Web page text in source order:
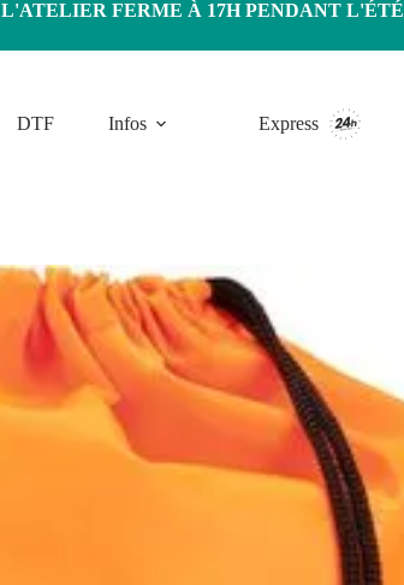
FERME À 17H PENDANT L'ÉTÉ
DTF Infos Express